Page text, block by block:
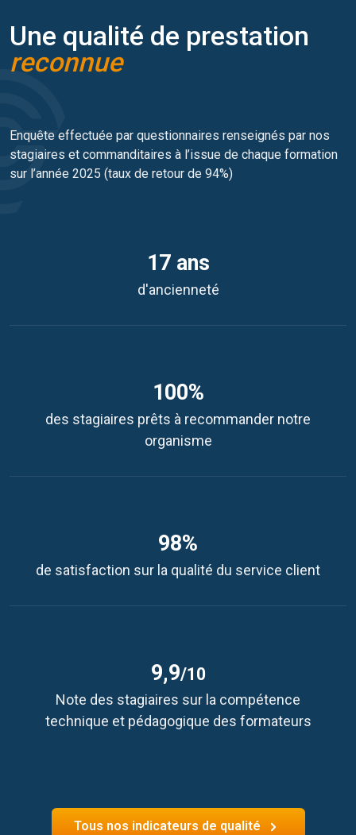
Une qualité de prestation
reconnue
Enquête effectuée par questionnaires renseignés par nos
stagiaires et commanditaires à l’issue de chaque formation
sur l’année 2025 (taux de retour de 94%)
17 ans
d'ancienneté
100%
des stagiaires prêts à recommander notre
organisme
98%
de satisfaction sur la qualité du service client
9,9/10
Note des stagiaires sur la compétence
technique et pédagogique des formateurs
Tous nos indicateurs de qualité